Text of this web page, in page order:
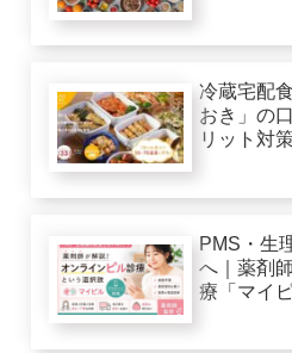
冷蔵宅配
おき」の
リット対
PMS・生
へ｜薬剤
療「マイ